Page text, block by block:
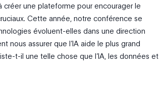
créer une plateforme pour encourager le
Cette année, notre conférence se
évoluent-elles dans une direction
nous assurer que l’IA aide le plus grand
t-il une telle chose que l’IA, les données et